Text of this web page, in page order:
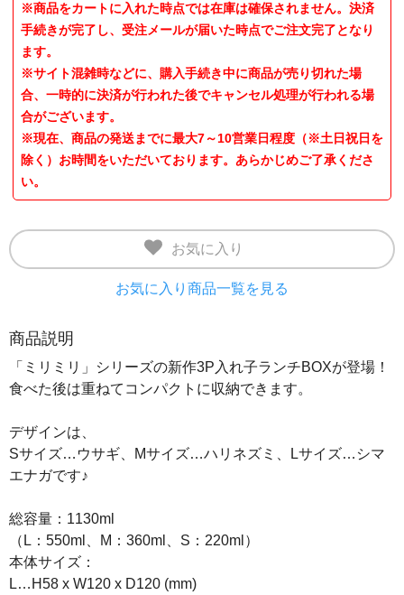
※商品をカートに入れた時点では在庫は確保されません。決済
手続きが完了し、受注メールが届いた時点でご注文完了となり
ます。
※サイト混雑時などに、購入手続き中に商品が売り切れた場
合、一時的に決済が行われた後でキャンセル処理が行われる場
合がございます。
※現在、商品の発送までに最大7～10営業日程度（※土日祝日を
除く）お時間をいただいております。あらかじめご了承くださ
い。
お気に入り
お気に入り商品一覧を見る
商品説明
「ミリミリ」シリーズの新作3P入れ子ランチBOXが登場！
食べた後は重ねてコンパクトに収納できます。
デザインは、
Sサイズ…ウサギ、Mサイズ…ハリネズミ、Lサイズ…シマ
エナガです♪
総容量：1130ml
（L：550ml、M：360ml、S：220ml）
本体サイズ：
L…H58 x W120 x D120 (mm)